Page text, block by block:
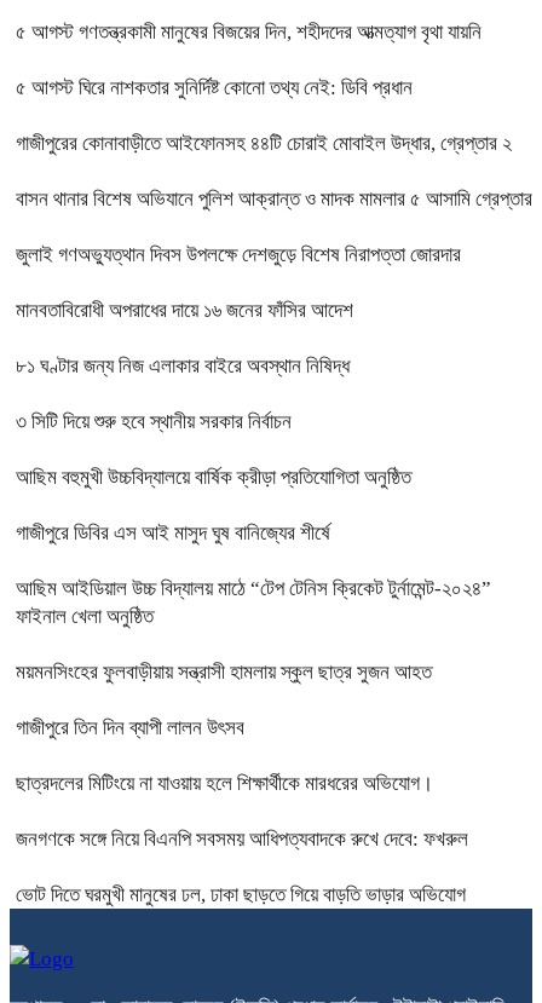
৫ আগস্ট গণতন্ত্রকামী মানুষের বিজয়ের দিন, শহীদদের আত্মত্যাগ বৃথা যায়নি
৫ আগস্ট ঘিরে নাশকতার সুনির্দিষ্ট কোনো তথ্য নেই: ডিবি প্রধান
গাজীপুরের কোনাবাড়ীতে আইফোনসহ ৪৪টি চোরাই মোবাইল উদ্ধার, গ্রেপ্তার ২
বাসন থানার বিশেষ অভিযানে পুলিশ আক্রান্ত ও মাদক মামলার ৫ আসামি গ্রেপ্তার
জুলাই গণঅভ্যুত্থান দিবস উপলক্ষে দেশজুড়ে বিশেষ নিরাপত্তা জোরদার
মানবতাবিরোধী অপরাধের দায়ে ১৬ জনের ফাঁসির আদেশ
৮১ ঘণ্টার জন্য নিজ এলাকার বাইরে অবস্থান নিষিদ্ধ
৩ সিটি দিয়ে শুরু হবে স্থানীয় সরকার নির্বাচন
আছিম বহুমুখী উচ্চবিদ্যালয়ে বার্ষিক ক্রীড়া প্রতিযোগিতা অনুষ্ঠিত
গাজীপুরে ডিবির এস আই মাসুদ ঘুষ বানিজ্যের শীর্ষে
আছিম আইডিয়াল উচ্চ বিদ্যালয় মাঠে “টেপ টেনিস ক্রিকেট টুর্নামেন্ট-২০২৪”
ফাইনাল খেলা অনুষ্ঠিত
ময়মনসিংহের ফুলবাড়ীয়ায় সন্ত্রাসী হামলায় স্কুল ছাত্র সুজন আহত
গাজীপুরে তিন দিন ব্যাপী লালন উৎসব
ছাত্রদলের মিটিংয়ে না যাওয়ায় হলে শিক্ষার্থীকে মারধরের অভিযোগ।
জনগণকে সঙ্গে নিয়ে বিএনপি সবসময় আধিপত্যবাদকে রুখে দেবে: ফখরুল
ভোট দিতে ঘরমুখী মানুষের ঢল, ঢাকা ছাড়তে গিয়ে বাড়তি ভাড়ার অভিযোগ